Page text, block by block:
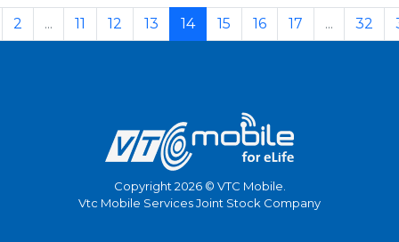
2 ... 11 12 13 14 15 16 17 ... 32
Copyright 2026 © VTC Mobile.
Vtc Mobile Services Joint Stock Company